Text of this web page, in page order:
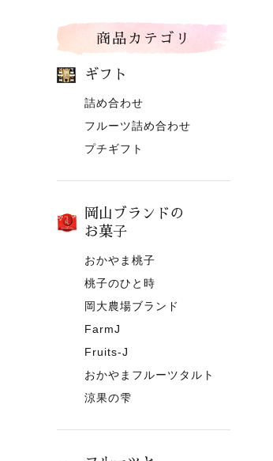
商品カテゴリ
ギフト
詰め合わせ
フルーツ詰め合わせ
プチギフト
岡山ブランドの
お菓子
おかやま桃子
桃子のひと時
岡大農場ブランド
FarmJ
Fruits-J
おかやまフルーツタルト
涼果の雫